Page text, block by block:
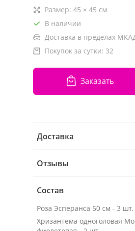
Размер: 45 × 45 см
В наличии
Доставка в пределах
Покупок за сутки: 32
Заказать
Доставка
Отзывы
Состав
Роза Эсперанса 50 см - 3 шт.
Хризантема одноголовая